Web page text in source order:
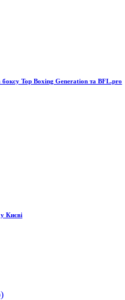
боксу Top Boxing Generation та BFL.pro
Києві